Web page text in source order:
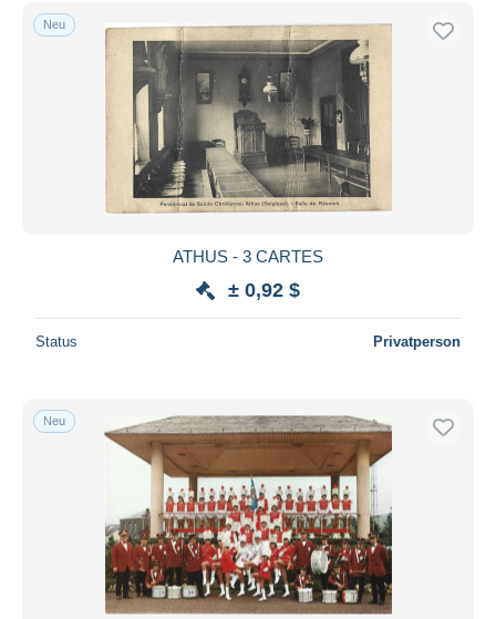
Kostenloser Versand
Zahlungsmethoden
PayPal
Banküberweisung
Visa
Mastercard
Bancontact
Wohnsitz des Verkäufers
Übernehmen
Neu
ATHUS - 3 CARTES
± 0,92 $
Status Privatperson
Neu